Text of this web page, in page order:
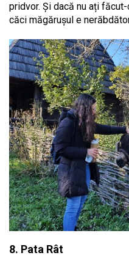
pridvor. Și dacă nu ați
căci măgărușul e
8. Pata Rât